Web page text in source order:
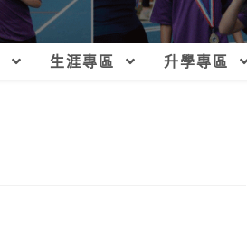
生涯專區 升學專區